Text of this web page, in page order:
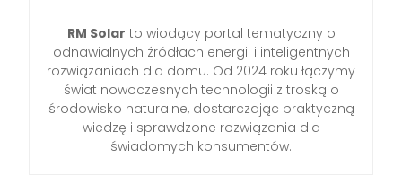
RM Solar to wiodący portal tematyczny o
odnawialnych źródłach energii i inteligentnych
rozwiązaniach dla domu. Od 2024 roku łączymy
świat nowoczesnych technologii z troską o
środowisko naturalne, dostarczając praktyczną
wiedzę i sprawdzone rozwiązania dla
świadomych konsumentów.